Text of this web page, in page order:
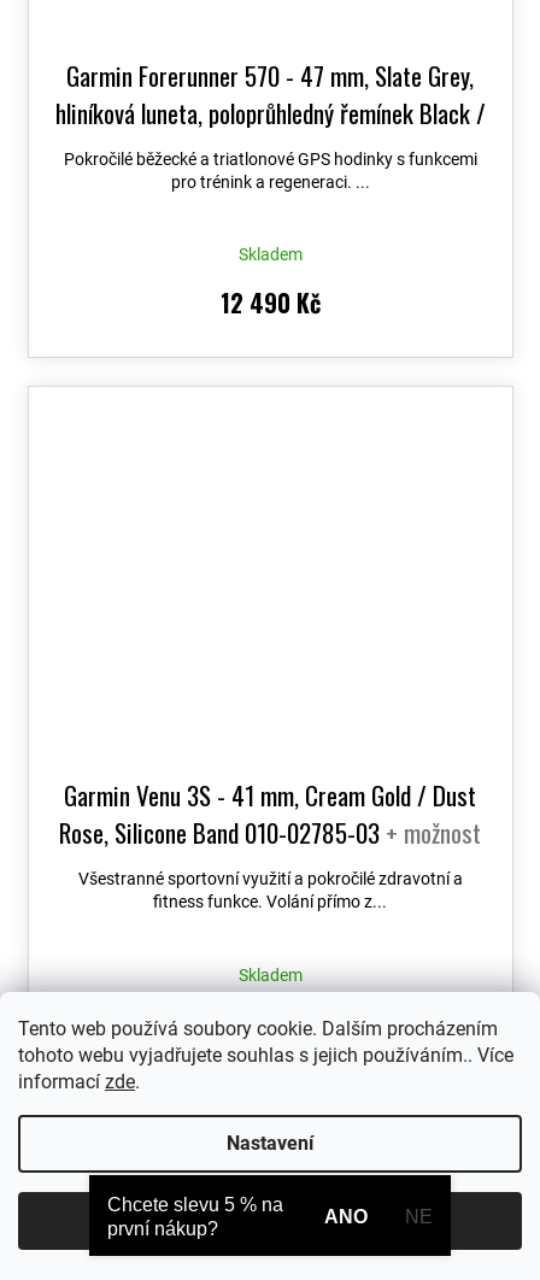
Tento web používá soubory cookie. Dalším procházením
tohoto webu vyjadřujete souhlas s jejich používáním.. Více
informací zde.
Nastavení
Garmin Forerunner 570 - 47 mm, Slate Grey,
hliníková luneta, poloprůhledný řemínek Black /
Black 010-02971-00+ možnost výměny do 90
dní
Pokročilé běžecké a triatlonové GPS hodinky s funkcemi
pro trénink a regeneraci. ...
Skladem
12 490 Kč
Garmin Venu 3S - 41 mm, Cream Gold / Dust
Rose, Silicone Band 010-02785-03+ možnost
výměny do 90 dní
Všestranné sportovní využití a pokročilé zdravotní a
fitness funkce. Volání přímo z...
Skladem
9 990 Kč
Chcete slevu 5 % na
první nákup?
ANO NE